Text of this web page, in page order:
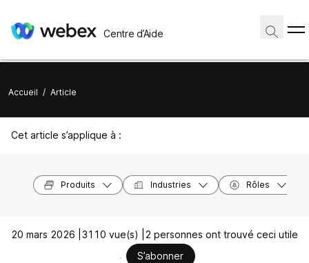
Centre d’Aide
Accueil / Article
Cet article s’applique à :
Produits Industries Rôles
20 mars 2026 | 3110 vue(s) |
2 personnes ont trouvé ceci utile
S’abonner